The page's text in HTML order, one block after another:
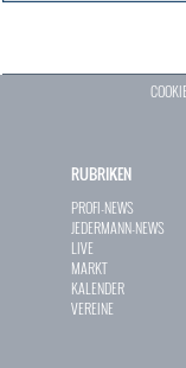
RUBRIKEN
PROFI-NEWS
JEDERMANN-NEWS
LIVE
MARKT
KALENDER
VEREINE